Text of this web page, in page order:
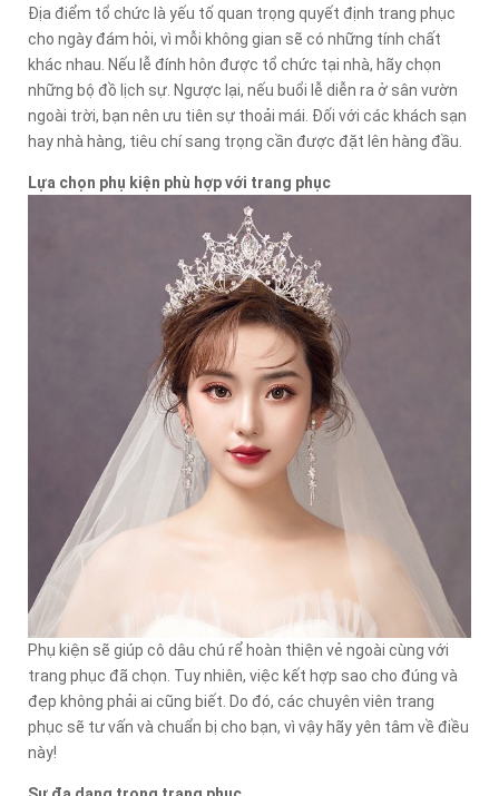
Địa điểm tổ chức là yếu tố quan trọng quyết định trang phục
cho ngày đám hỏi, vì mỗi không gian sẽ có những tính chất
khác nhau. Nếu lễ đính hôn được tổ chức tại nhà, hãy chọn
những bộ đồ lịch sự. Ngược lại, nếu buổi lễ diễn ra ở sân vườn
ngoài trời, bạn nên ưu tiên sự thoải mái. Đối với các khách sạn
hay nhà hàng, tiêu chí sang trọng cần được đặt lên hàng đầu.
Lựa chọn phụ kiện phù hợp với trang phục
Phụ kiện sẽ giúp cô dâu chú rể hoàn thiện vẻ ngoài cùng với
trang phục đã chọn. Tuy nhiên, việc kết hợp sao cho đúng và
đẹp không phải ai cũng biết. Do đó, các chuyên viên trang
phục sẽ tư vấn và chuẩn bị cho bạn, vì vậy hãy yên tâm về điều
này!